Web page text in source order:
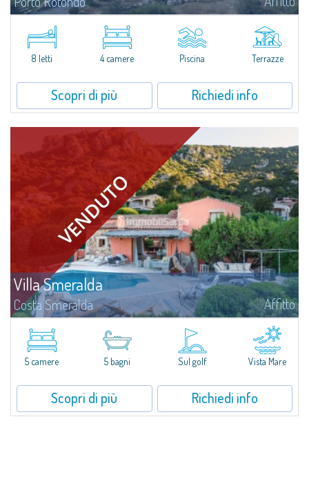
Porto RotondoNel cuore delle colline di Cugnana, a pochi minuti da Porto
Rotondo e dalle più belle spiagge della Costa Smeralda, proponiamo in...
8 letti
4 camere Piscina Terrazze
Scopri di più Richiedi info
Villa Smeralda
Costa Smeralda Affitto
Villa Smeralda, a firma del celebre Architetto Jean Claude Lesuisse, si
affaccia in posizione dominante sulla baia del Pevero, con una vista
panoramica sul mare e sulle colline di Pantogia. La proprietà fa parte di
un...5 camere 5 bagni Sul golf Vista Mare
Scopri di più Richiedi info